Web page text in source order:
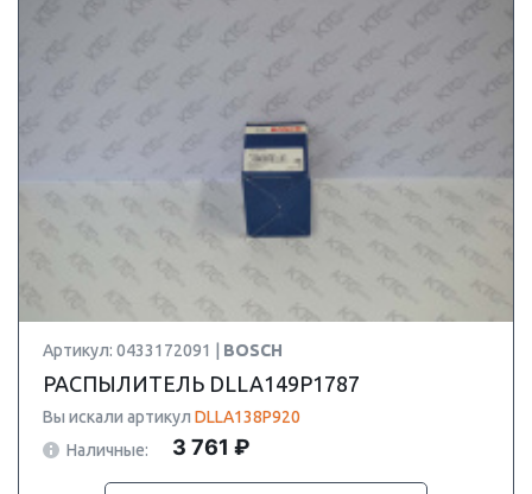
Артикул: 0433172091 | BOSCH
РАСПЫЛИТЕЛЬ DLLA149P1787
Вы искали артикул DLLA138P920
Наличные:
3 761 ₽